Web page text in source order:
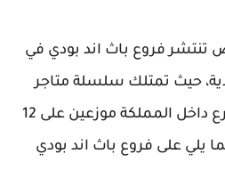
تنتشر فروع باث اند بودي في
حيث تمتلك سلسلة متاجر
باث اند بودي حوالي 28 فرع داخل المملكة موزعين على 12
يلي على فروع باث اند بودي